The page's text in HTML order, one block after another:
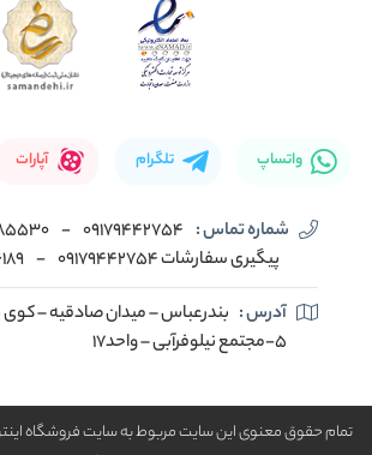
واتساپ تلگرام آپارات
شماره تماس : 09179442754
-
پیگیری سفارشات 09179442754
-
آدرس : بندرعباس – میدان صادقیه – کوی
5-مجتمع نیلوفرآبی – واحد17
تمام حقوق معنوی این سایت مربوط به سایت فروشگاه